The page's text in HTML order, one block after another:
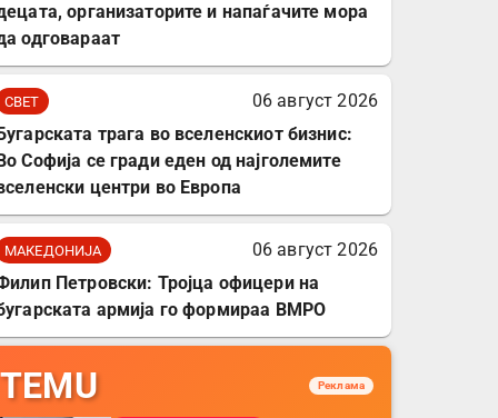
организаторите и напаѓачите мора
одговараат
СВЕТ
06 август 2026
трага во вселенскиот бизнис:
Софија се гради еден од најголемите
центри во Европа
МАКЕДОНИЈА
06 август 2026
Петровски: Тројца офицери на
армија го формираа ВМРО
TEMU Реклама